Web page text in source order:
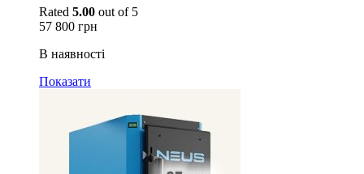
Rated 5.00 out of 5
57 800 грн
В наявності
Показати